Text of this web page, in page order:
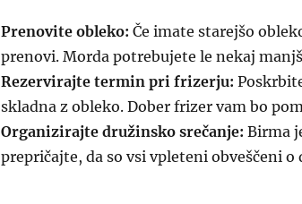
Prenovite obleko: Če imate starejšo
prenovi. Morda potrebujete le nekaj
Rezervirajte termin pri frizerju:
skladna z obleko. Dober frizer vam bo
Organizirajte družinsko srečanje: Birma
prepričajte, da so vsi vpleteni obveščeni